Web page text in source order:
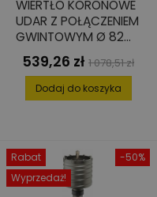
WIERTŁO KORONOWE
UDAR Z POŁĄCZENIEM
GWINTOWYM Ø 82
MM
Cena
539,26 zł Cena
podstawowa
1 078,51 zł
Dodaj do koszyka
-50%
Rabat
Wyprzedaż!